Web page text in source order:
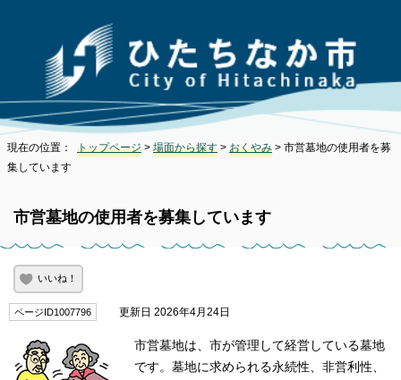
現在の位置： トップページ > 場面から探す > おくやみ > 市営墓地の使用者を募
集しています
市営墓地の使用者を募集しています
いいね！
ページID1007796 更新日 2026年4月24日
市営墓地は、市が管理して経営している墓地
です。墓地に求められる永続性、非営利性、